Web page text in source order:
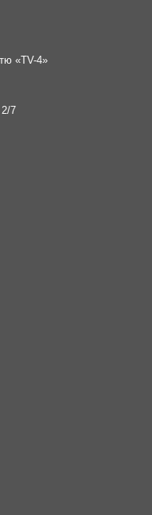
«TV-4»
7